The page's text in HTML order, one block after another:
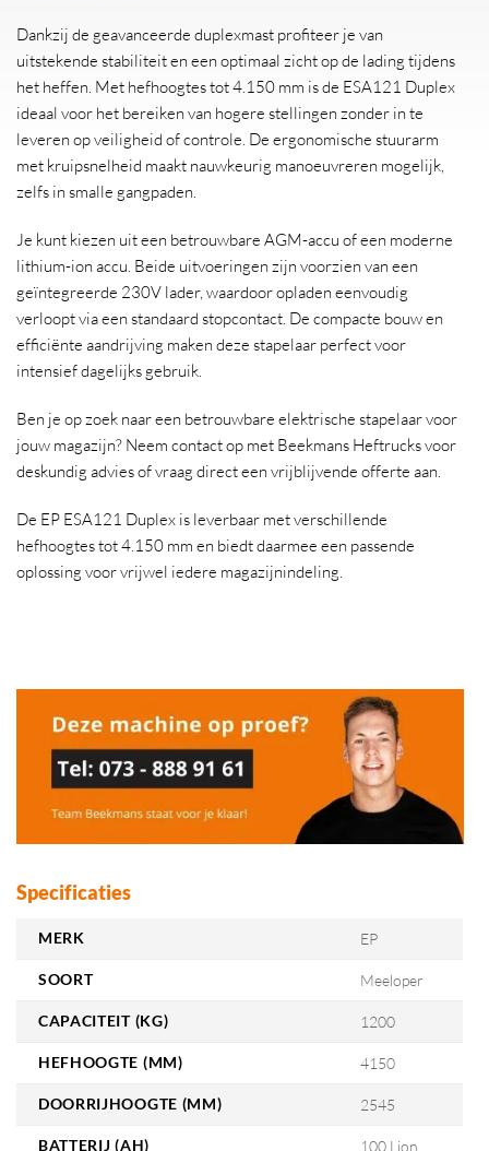
Dankzij de geavanceerde duplexmast profiteer je van
uitstekende stabiliteit en een optimaal zicht op de lading tijdens
het heffen. Met hefhoogtes tot 4.150 mm is de ESA121 Duplex
ideaal voor het bereiken van hogere stellingen zonder in te
leveren op veiligheid of controle. De ergonomische stuurarm
met kruipsnelheid maakt nauwkeurig manoeuvreren mogelijk,
zelfs in smalle gangpaden.
Je kunt kiezen uit een betrouwbare AGM-accu of een moderne
lithium-ion accu. Beide uitvoeringen zijn voorzien van een
geïntegreerde 230V lader, waardoor opladen eenvoudig
verloopt via een standaard stopcontact. De compacte bouw en
efficiënte aandrijving maken deze stapelaar perfect voor
intensief dagelijks gebruik.
Ben je op zoek naar een betrouwbare elektrische stapelaar voor
jouw magazijn? Neem contact op met Beekmans Heftrucks voor
deskundig advies of vraag direct een vrijblijvende offerte aan.
De EP ESA121 Duplex is leverbaar met verschillende
hefhoogtes tot 4.150 mm en biedt daarmee een passende
oplossing voor vrijwel iedere magazijnindeling.
Specificaties
MERK EP
SOORT Meeloper
CAPACITEIT (KG) 1200
HEFHOOGTE (MM) 4150
DOORRIJHOOGTE (MM) 2545
BATTERIJ (AH) 100 Lion